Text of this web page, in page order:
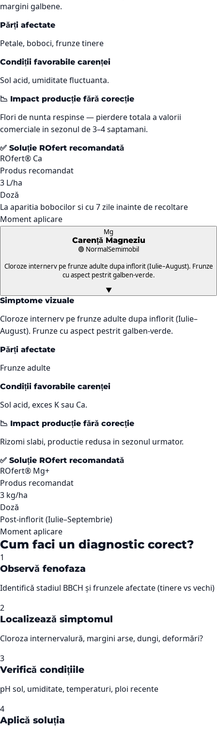
margini galbene.
Părți afectate
Petale, boboci, frunze tinere
Condiții favorabile carenței
Sol acid, umiditate fluctuanta.
📉 Impact producție fără corecție
Flori de nunta respinse — pierdere totala a valorii
comerciale in sezonul de 3–4 saptamani.
✅ Soluție ROfert recomandată
ROfert® Ca
Produs recomandat
3 L/ha
Doză
La aparitia bobocilor si cu 7 zile inainte de recoltare
Moment aplicare
Mg
Carență Magneziu
🟢 NormalSemimobil
Cloroze internerv pe frunze adulte dupa inflorit (Iulie–August). Frunze
cu aspect pestrit galben-verde.
▼
Simptome vizuale
Cloroze internerv pe frunze adulte dupa inflorit (Iulie–
August). Frunze cu aspect pestrit galben-verde.
Părți afectate
Frunze adulte
Condiții favorabile carenței
Sol acid, exces K sau Ca.
📉 Impact producție fără corecție
Rizomi slabi, productie redusa in sezonul urmator.
✅ Soluție ROfert recomandată
ROfert® Mg+
Produs recomandat
3 kg/ha
Doză
Post-inflorit (Iulie–Septembrie)
Moment aplicare
Cum faci un diagnostic corect?
1
Observă fenofaza
Identifică stadiul BBCH și frunzele afectate (tinere vs vechi)
2
Localizează simptomul
Cloroza internervalură, margini arse, dungi, deformări?
3
Verifică condițiile
pH sol, umiditate, temperaturi, ploi recente
4
Aplică soluția